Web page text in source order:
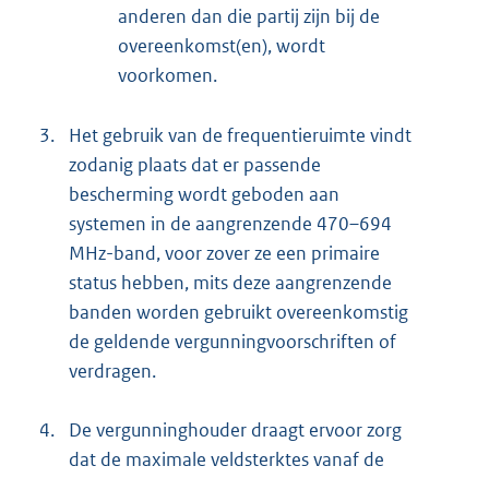
anderen dan die partij zijn bij de
overeenkomst(en), wordt
voorkomen.
3.
Het gebruik van de frequentieruimte vindt
zodanig plaats dat er passende
bescherming wordt geboden aan
systemen in de aangrenzende 470–694
MHz-band, voor zover ze een primaire
status hebben, mits deze aangrenzende
banden worden gebruikt overeenkomstig
de geldende vergunningvoorschriften of
verdragen.
4.
De vergunninghouder draagt ervoor zorg
dat de maximale veldsterktes vanaf de